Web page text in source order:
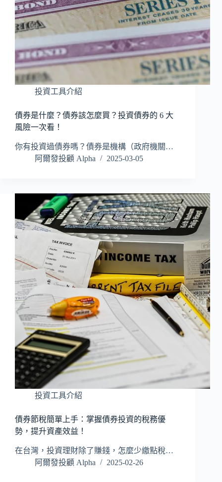
投資工具介紹
債券是什麼？債券該怎麼買？投資債券的 6 大
風險一次看！
你有投資過債券嗎？債券是機構（政府機關…
阿爾發投顧 Alpha
2025-03-05
投資工具介紹
債券節稅簡單上手：掌握債券投資的稅務優
勢，提升資產效益！
在台灣，投資理財除了賺錢，怎麼少繳點稅…
阿爾發投顧 Alpha
2025-02-26